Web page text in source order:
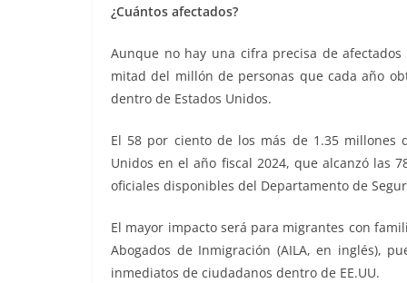
¿Cuántos afectados?
Aunque no hay una cifra precisa de
mitad del millón de personas que cada año
dentro de Estados Unidos.
El 58 por ciento de los más de 1.35 millones
Unidos en el año fiscal 2024, que alcanzó las
oficiales disponibles del Departamento de
El mayor impacto será para migrantes con
Abogados de Inmigración (AILA, en inglés),
inmediatos de ciudadanos dentro de EE.UU.